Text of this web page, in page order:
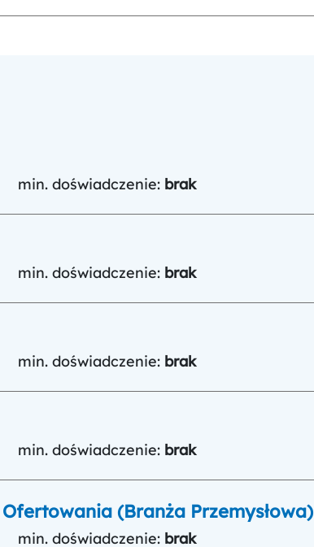
min. doświadczenie: brak
min. doświadczenie: brak
min. doświadczenie: brak
min. doświadczenie: brak
(Branża Przemysłowa)
min. doświadczenie: brak